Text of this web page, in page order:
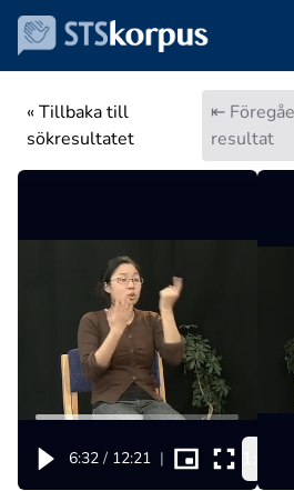
« Tillbaka till
sökresultatet
⇤
resultat
6:32 / 12:21 |